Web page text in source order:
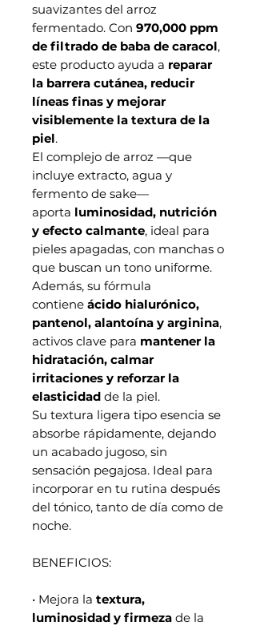
suavizantes del arroz
fermentado. Con 970,000 ppm
de filtrado de baba de caracol,
este producto ayuda a reparar
la barrera cutánea, reducir
líneas finas y mejorar
visiblemente la textura de la
piel.
El complejo de arroz —que
incluye extracto, agua y
fermento de sake—
aporta luminosidad, nutrición
y efecto calmante, ideal para
pieles apagadas, con manchas o
que buscan un tono uniforme.
Además, su fórmula
contiene ácido hialurónico,
pantenol, alantoína y arginina,
activos clave para mantener la
hidratación, calmar
irritaciones y reforzar la
elasticidad de la piel.
Su textura ligera tipo esencia se
absorbe rápidamente, dejando
un acabado jugoso, sin
sensación pegajosa. Ideal para
incorporar en tu rutina después
del tónico, tanto de día como de
noche.
BENEFICIOS:
• Mejora la textura,
luminosidad y firmeza de la